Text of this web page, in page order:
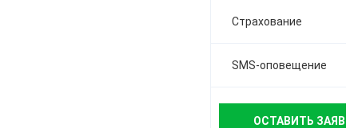
Страхование
SMS-оповещение
ОСТАВИТЬ